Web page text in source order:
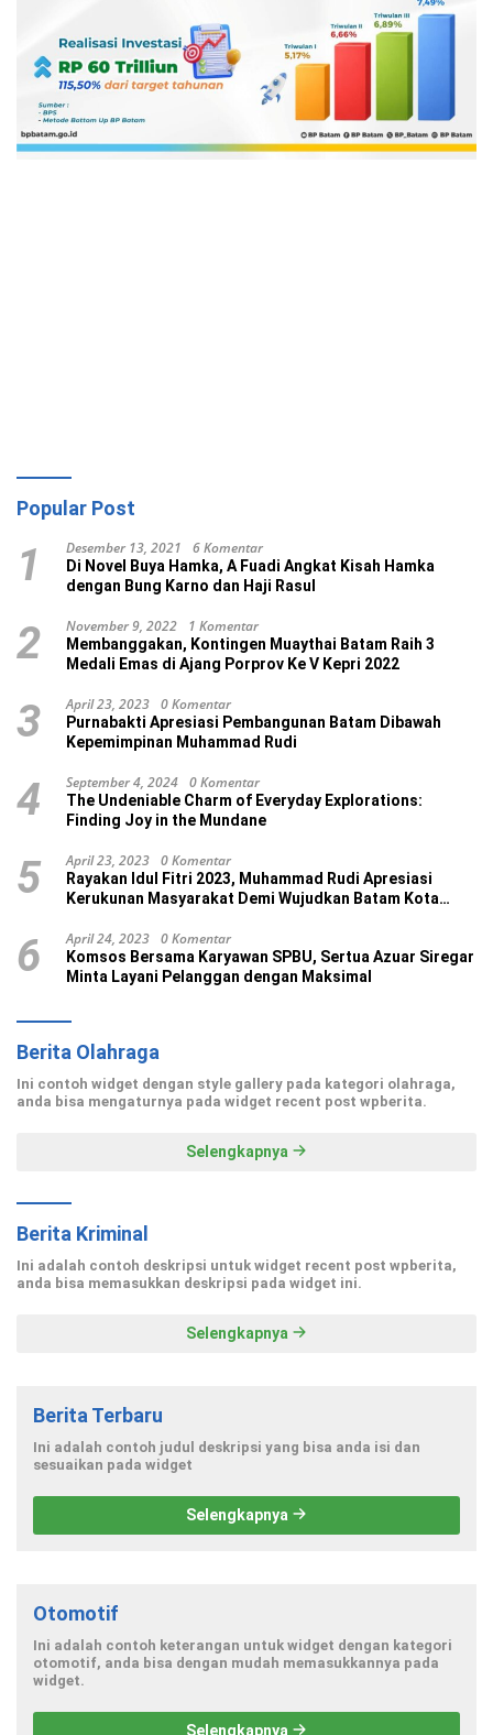
Popular Post
1 Desember 13, 2021 6 Komentar
Di Novel Buya Hamka, A Fuadi Angkat Kisah Hamka
dengan Bung Karno dan Haji Rasul
2 November 9, 2022 1 Komentar
Membanggakan, Kontingen Muaythai Batam Raih 3
Medali Emas di Ajang Porprov Ke V Kepri 2022
3 April 23, 2023 0 Komentar
Purnabakti Apresiasi Pembangunan Batam Dibawah
Kepemimpinan Muhammad Rudi
4 September 4, 2024 0 Komentar
The Undeniable Charm of Everyday Explorations:
Finding Joy in the Mundane
5 April 23, 2023 0 Komentar
Rayakan Idul Fitri 2023, Muhammad Rudi Apresiasi
Kerukunan Masyarakat Demi Wujudkan Batam Kota
6 April 24, 2023 0 Komentar
Komsos Bersama Karyawan SPBU, Sertua Azuar Siregar
Minta Layani Pelanggan dengan Maksimal
Berita Olahraga
Ini contoh widget dengan style gallery pada kategori olahraga,
anda bisa mengaturnya pada widget recent post wpberita.
Selengkapnya
Berita Kriminal
Ini adalah contoh deskripsi untuk widget recent post wpberita,
anda bisa memasukkan deskripsi pada widget ini.
Selengkapnya
Berita Terbaru
Ini adalah contoh judul deskripsi yang bisa anda isi dan
sesuaikan pada widget
Selengkapnya
Otomotif
Ini adalah contoh keterangan untuk widget dengan kategori
otomotif, anda bisa dengan mudah memasukkannya pada
widget.
Selengkapnya